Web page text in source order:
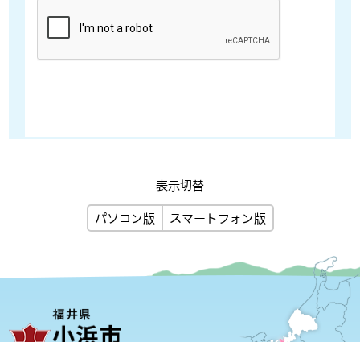
表示切替
パソコン版 スマートフォン版